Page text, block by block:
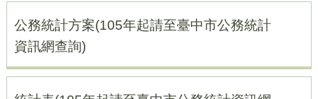
公務統計方案(105年起請至臺中市公務統計
資訊網查詢)